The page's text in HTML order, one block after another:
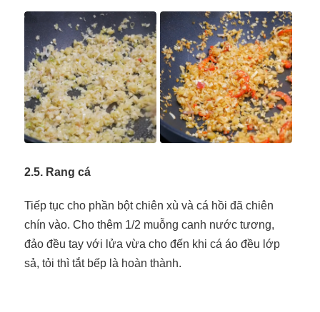
2.5. Rang cá
Tiếp tục cho phần bột chiên xù và cá hồi đã chiên
chín vào. Cho thêm 1/2 muỗng canh nước tương,
đảo đều tay với lửa vừa cho đến khi cá áo đều lớp
sả, tỏi thì tắt bếp là hoàn thành.